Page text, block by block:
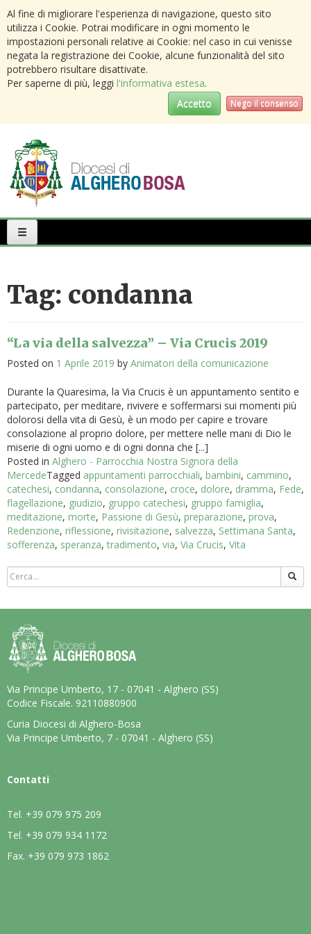
Al fine di migliorare l'esperienza di navigazione, questo sito
utilizza i Cookie. Potrai modificare in ogni momento le
impostazioni personali relative ai Cookie: nel caso in cui venisse
negata la registrazione dei Cookie, alcune funzionalità del sito
potrebbero risultare disattivate.
Per saperne di più, leggi l'informativa estesa.
Accetto
Nego il consenso
Menu
Tag: condanna
“La via della salvezza” – Via Crucis 2019
Posted on 1 Aprile 2019 by Animatori della comunicazione
Durante la Quaresima, la Via Crucis è un appuntamento sentito e
partecipato, per meditare, rivivere e soffermarsi sui momenti più
dolorosi della vita di Gesù, è un modo per capire e trovare
consolazione al proprio dolore, per mettere nelle mani di Dio le
miserie di ogni uomo e di ogni donna che [...]
Posted in Alghero - Parrocchia Nostra Signora della
MercedeTagged appuntamenti parrocchiali, bambini, cammino,
catechesi, condanna, consolazione, croce, dolore, dramma, Fede,
flagellazione, giudizio, gruppo catechesi, gruppo famiglia,
meditazione, morte, Passione di Gesù, preparazione, prova,
Redenzione, riflessione, rivisitazione, salvezza, Settimana Santa,
sofferenza, speranza,tradimento, via, Via Crucis, Vita
Via Principe Umberto, 17 - 07041 - Alghero (SS)
Codice Fiscale. 92110880900
Curia Diocesi di Alghero-Bosa
Via Principe Umberto, 7 - 07041 - Alghero (SS)
Contatti
Tel. +39 079 975 209
Tel. +39 079 934 1172
Fax. +39 079 973 1862